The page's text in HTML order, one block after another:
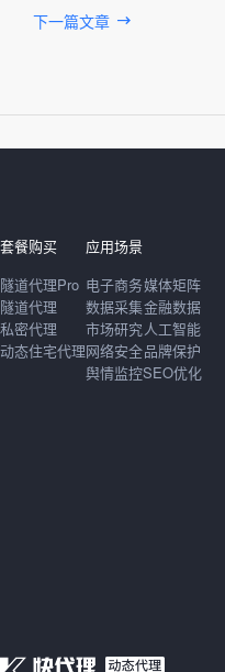
下一篇文章
套餐购买
隧道代理Pro
隧道代理
私密代理
动态住宅代理
应用场景
电子商务
数据采集
市场研究
网络安全
舆情监控
媒体矩阵
金融数据
人工智能
品牌保护
SEO优化